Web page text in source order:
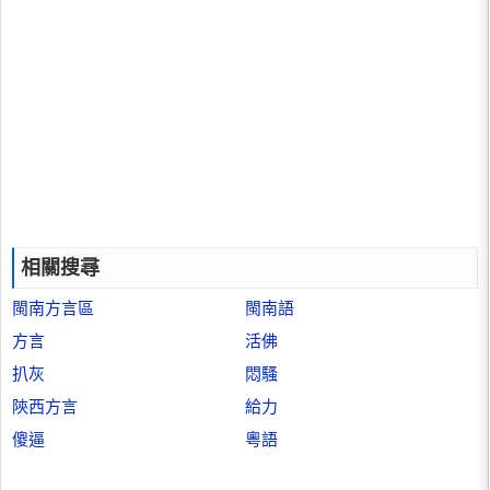
相關搜尋
閩南方言區
閩南語
方言
活佛
扒灰
悶騷
陝西方言
給力
傻逼
粵語